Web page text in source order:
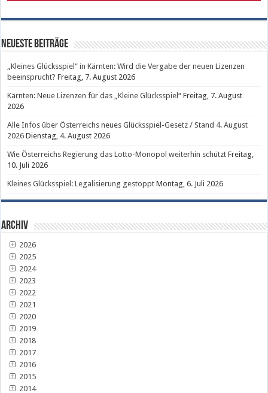
Neueste Beiträge
„Kleines Glücksspiel“ in Kärnten: Wird die Vergabe der neuen Lizenzen
beeinsprucht? Freitag, 7. August 2026
Kärnten: Neue Lizenzen für das „Kleine Glücksspiel“ Freitag, 7. August
2026
Alle Infos über Österreichs neues Glücksspiel-Gesetz / Stand 4. August
2026 Dienstag, 4. August 2026
Wie Österreichs Regierung das Lotto-Monopol weiterhin schützt Freitag,
10. Juli 2026
Kleines Glücksspiel: Legalisierung gestoppt Montag, 6. Juli 2026
Archiv
2026
2025
2024
2023
2022
2021
2020
2019
2018
2017
2016
2015
2014